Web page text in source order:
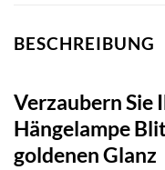
BESCHREIBUNG
Verzaubern Sie
Hängelampe
goldenen Glanz